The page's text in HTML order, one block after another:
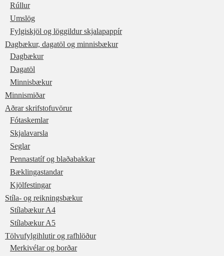
Rúllur
Umslög
Fylgiskjöl og löggildur skjalapappír
Dagbækur, dagatöl og minnisbækur
Dagbækur
Dagatöl
Minnisbækur
Minnismiðar
Aðrar skrifstofuvörur
Fótaskemlar
Skjalavarsla
Seglar
Pennastatíf og blaðabakkar
Bæklingastandar
Kjölfestingar
Stíla- og reikningsbækur
Stílabækur A4
Stílabækur A5
Tölvufylgihlutir og rafhlöður
Merkivélar og borðar